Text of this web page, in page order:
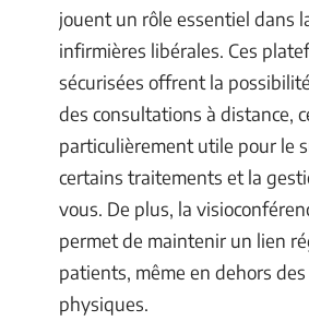
jouent un rôle essentiel dans
infirmières libérales. Ces
sécurisées offrent la
des consultations à distance,
particulièrement utile pour le
certains traitements et la
vous. De plus, la
permet de maintenir un lien
patients, même en dehors
physiques.